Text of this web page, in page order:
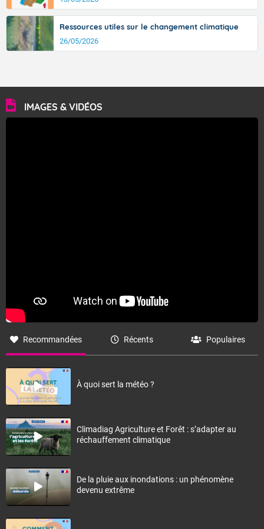
Ressources utiles sur le changement climatique
26/05/2026
IMAGES & VIDÉOS
Recommandées Récents Populaires
À quoi sert la météo ?
Climadiag Agriculture et Forêt : s’adapter au
réchauffement climatique
De la pluie aux inondations : un phénomène
devenu extrême